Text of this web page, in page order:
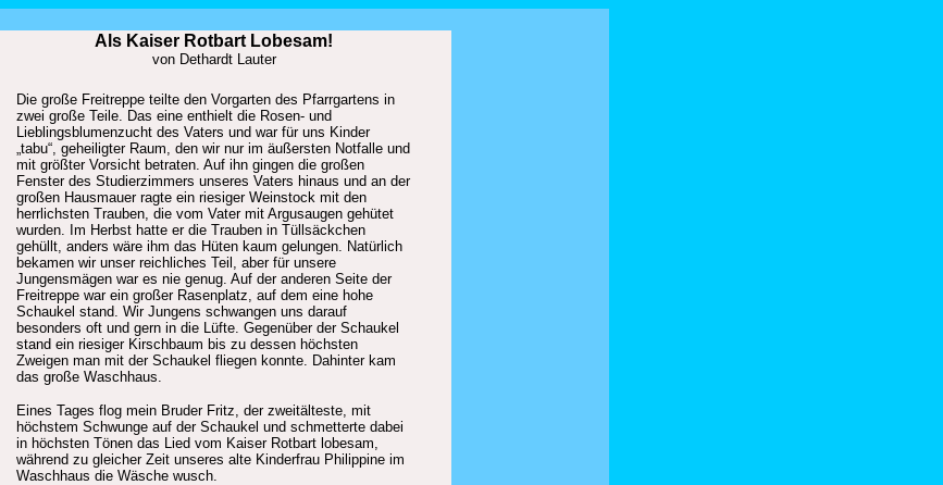
Als Kaiser Rotbart Lobesam!
von Dethardt Lauter
Die große Freitreppe teilte den Vorgarten des Pfarrgartens in
zwei große Teile. Das eine enthielt die Rosen- und
Lieblingsblumenzucht des Vaters und war für uns Kinder
„tabu“, geheiligter Raum, den wir nur im äußersten Notfalle und
mit größter Vorsicht betraten. Auf ihn gingen die großen
Fenster des Studierzimmers unseres Vaters hinaus und an der
großen Hausmauer ragte ein riesiger Weinstock mit den
herrlichsten Trauben, die vom Vater mit Argusaugen gehütet
wurden. Im Herbst hatte er die Trauben in Tüllsäckchen
gehüllt, anders wäre ihm das Hüten kaum gelungen. Natürlich
bekamen wir unser reichliches Teil, aber für unsere
Jungensmägen war es nie genug. Auf der anderen Seite der
Freitreppe war ein großer Rasenplatz, auf dem eine hohe
Schaukel stand. Wir Jungens schwangen uns darauf
besonders oft und gern in die Lüfte. Gegenüber der Schaukel
stand ein riesiger Kirschbaum bis zu dessen höchsten
Zweigen man mit der Schaukel fliegen konnte. Dahinter kam
das große Waschhaus.
Eines Tages flog mein Bruder Fritz, der zweitälteste, mit
höchstem Schwunge auf der Schaukel und schmetterte dabei
in höchsten Tönen das Lied vom Kaiser Rotbart lobesam,
während zu gleicher Zeit unseres alte Kinderfrau Philippine im
Waschhaus die Wäsche wusch.